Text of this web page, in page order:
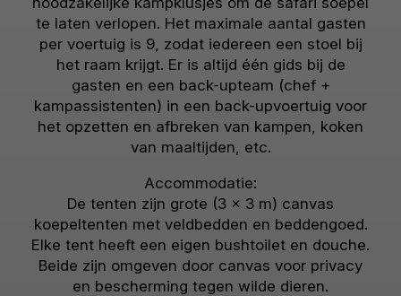
te laten verlopen. Het maximale aantal gasten
per voertuig is 9, zodat iedereen een stoel bij
het raam krijgt. Er is altijd één gids bij de
gasten en een back-upteam (chef +
kampassistenten) in een back-upvoertuig voor
het opzetten en afbreken van kampen, koken
van maaltijden, etc.
Accommodatie:
De tenten zijn grote (3 x 3 m) canvas
koepeltenten met veldbedden en beddengoed.
Elke tent heeft een eigen bushtoilet en douche.
Beide zijn omgeven door canvas voor privacy
en bescherming tegen wilde dieren.